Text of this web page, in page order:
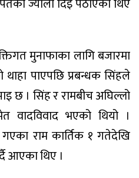
मुनाफाका लागि बजारमा
थाहा पाएपछि प्रबन्धक सिंहले
छ । सिंह र रामबीच अघिल्लो
वादविवाद भएको थियो ।
गएका राम कार्तिक १ गतेदेखि
आएका थिए ।